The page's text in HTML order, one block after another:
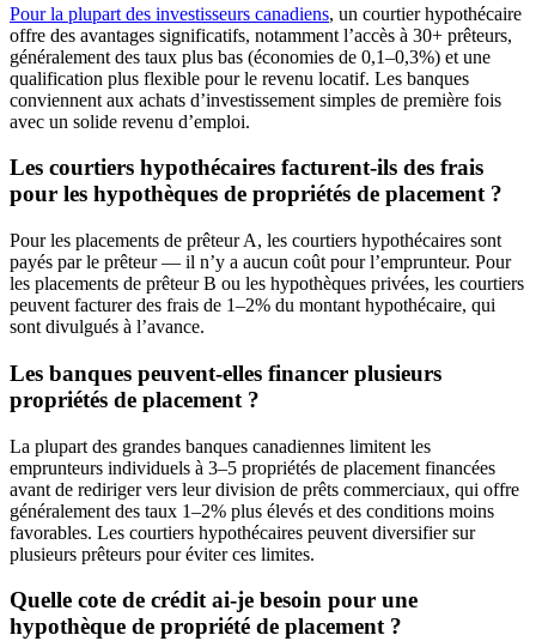
Pour la plupart des investisseurs canadiens, un courtier hypothécaire
offre des avantages significatifs, notamment l’accès à 30+ prêteurs,
généralement des taux plus bas (économies de 0,1–0,3%) et une
qualification plus flexible pour le revenu locatif. Les banques
conviennent aux achats d’investissement simples de première fois
avec un solide revenu d’emploi.
Les courtiers hypothécaires facturent-ils des frais
pour les hypothèques de propriétés de placement ?
Pour les placements de prêteur A, les courtiers hypothécaires sont
payés par le prêteur — il n’y a aucun coût pour l’emprunteur. Pour
les placements de prêteur B ou les hypothèques privées, les courtiers
peuvent facturer des frais de 1–2% du montant hypothécaire, qui
sont divulgués à l’avance.
Les banques peuvent-elles financer plusieurs
propriétés de placement ?
La plupart des grandes banques canadiennes limitent les
emprunteurs individuels à 3–5 propriétés de placement financées
avant de rediriger vers leur division de prêts commerciaux, qui offre
généralement des taux 1–2% plus élevés et des conditions moins
favorables. Les courtiers hypothécaires peuvent diversifier sur
plusieurs prêteurs pour éviter ces limites.
Quelle cote de crédit ai-je besoin pour une
hypothèque de propriété de placement ?